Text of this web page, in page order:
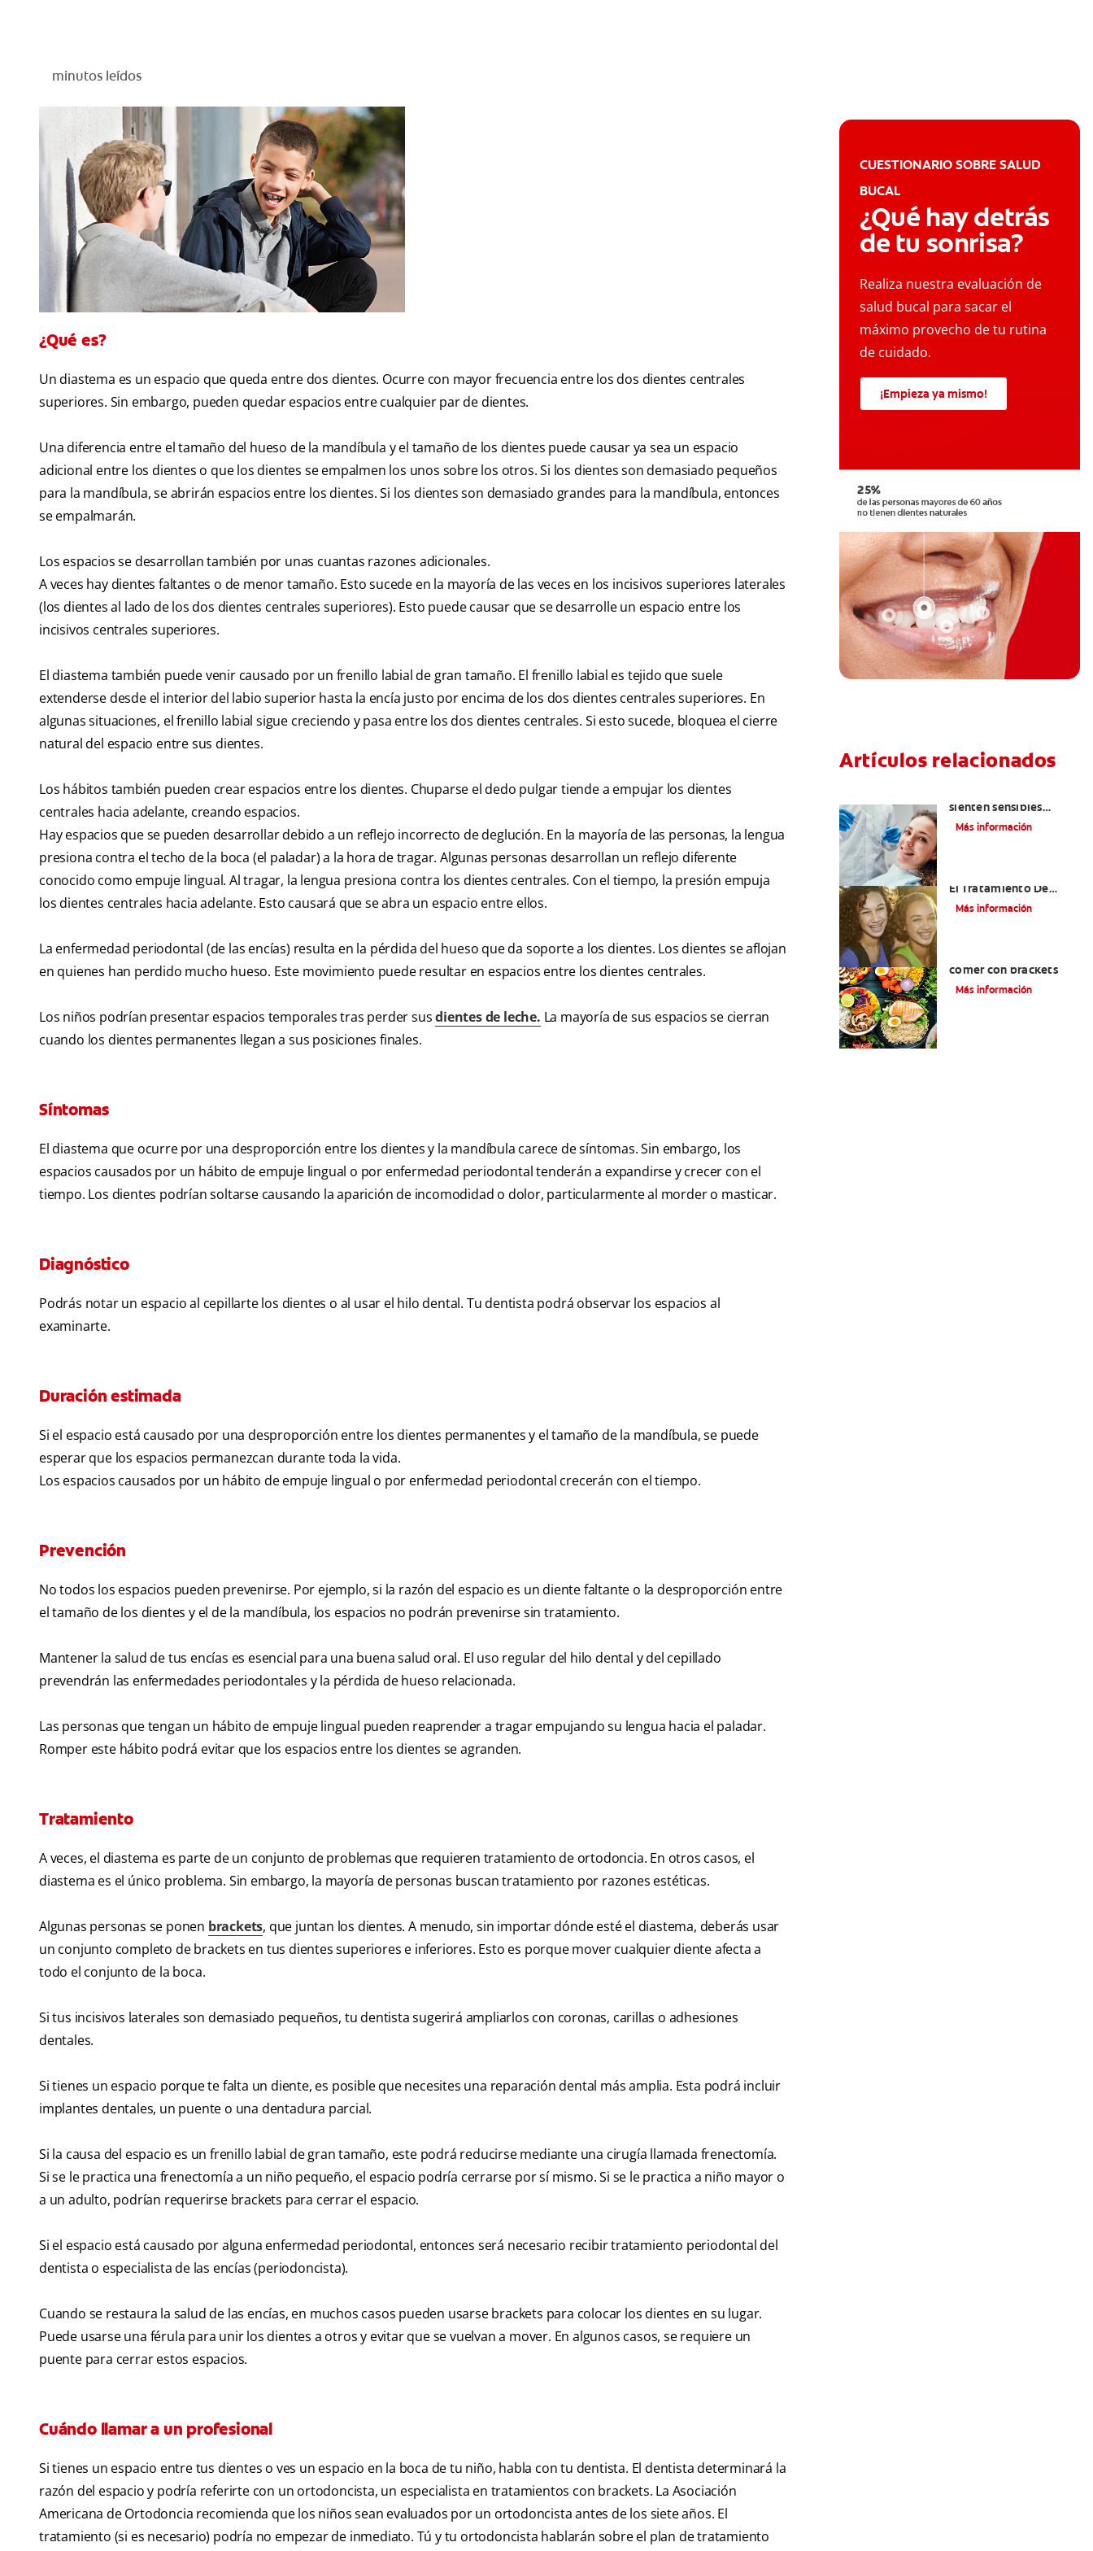
minutos leídos
¿Qué es?
Un diastema es un espacio que queda entre dos dientes. Ocurre con mayor frecuencia entre los dos dientes centrales
superiores. Sin embargo, pueden quedar espacios entre cualquier par de dientes.
Una diferencia entre el tamaño del hueso de la mandíbula y el tamaño de los dientes puede causar ya sea un espacio
adicional entre los dientes o que los dientes se empalmen los unos sobre los otros. Si los dientes son demasiado pequeños
para la mandíbula, se abrirán espacios entre los dientes. Si los dientes son demasiado grandes para la mandíbula, entonces
se empalmarán.
Los espacios se desarrollan también por unas cuantas razones adicionales.
A veces hay dientes faltantes o de menor tamaño. Esto sucede en la mayoría de las veces en los incisivos superiores laterales
(los dientes al lado de los dos dientes centrales superiores). Esto puede causar que se desarrolle un espacio entre los
incisivos centrales superiores.
El diastema también puede venir causado por un frenillo labial de gran tamaño. El frenillo labial es tejido que suele
extenderse desde el interior del labio superior hasta la encía justo por encima de los dos dientes centrales superiores. En
algunas situaciones, el frenillo labial sigue creciendo y pasa entre los dos dientes centrales. Si esto sucede, bloquea el cierre
natural del espacio entre sus dientes.
Los hábitos también pueden crear espacios entre los dientes. Chuparse el dedo pulgar tiende a empujar los dientes
centrales hacia adelante, creando espacios.
Hay espacios que se pueden desarrollar debido a un reflejo incorrecto de deglución. En la mayoría de las personas, la lengua
presiona contra el techo de la boca (el paladar) a la hora de tragar. Algunas personas desarrollan un reflejo diferente
conocido como empuje lingual. Al tragar, la lengua presiona contra los dientes centrales. Con el tiempo, la presión empuja
los dientes centrales hacia adelante. Esto causará que se abra un espacio entre ellos.
La enfermedad periodontal (de las encías) resulta en la pérdida del hueso que da soporte a los dientes. Los dientes se aflojan
en quienes han perdido mucho hueso. Este movimiento puede resultar en espacios entre los dientes centrales.
Los niños podrían presentar espacios temporales tras perder susdientes de leche. La mayoría de sus espacios se cierran
cuando los dientes permanentes llegan a sus posiciones finales.
Síntomas
El diastema que ocurre por una desproporción entre los dientes y la mandíbula carece de síntomas. Sin embargo, los
espacios causados por un hábito de empuje lingual o por enfermedad periodontal tenderán a expandirse y crecer con el
tiempo. Los dientes podrían soltarse causando la aparición de incomodidad o dolor, particularmente al morder o masticar.
Diagnóstico
Podrás notar un espacio al cepillarte los dientes o al usar el hilo dental. Tu dentista podrá observar los espacios al
examinarte.
Duración estimada
Si el espacio está causado por una desproporción entre los dientes permanentes y el tamaño de la mandíbula, se puede
esperar que los espacios permanezcan durante toda la vida.
Los espacios causados por un hábito de empuje lingual o por enfermedad periodontal crecerán con el tiempo.
Prevención
No todos los espacios pueden prevenirse. Por ejemplo, si la razón del espacio es un diente faltante o la desproporción entre
el tamaño de los dientes y el de la mandíbula, los espacios no podrán prevenirse sin tratamiento.
Mantener la salud de tus encías es esencial para una buena salud oral. El uso regular del hilo dental y del cepillado
prevendrán las enfermedades periodontales y la pérdida de hueso relacionada.
Las personas que tengan un hábito de empuje lingual pueden reaprender a tragar empujando su lengua hacia el paladar.
Romper este hábito podrá evitar que los espacios entre los dientes se agranden.
Tratamiento
A veces, el diastema es parte de un conjunto de problemas que requieren tratamiento de ortodoncia. En otros casos, el
diastema es el único problema. Sin embargo, la mayoría de personas buscan tratamiento por razones estéticas.
Algunas personas se ponen brackets, que juntan los dientes. A menudo, sin importar dónde esté el diastema, deberás usar
un conjunto completo de brackets en tus dientes superiores e inferiores. Esto es porque mover cualquier diente afecta a
todo el conjunto de la boca.
Si tus incisivos laterales son demasiado pequeños, tu dentista sugerirá ampliarlos con coronas, carillas o adhesiones
dentales.
Si tienes un espacio porque te falta un diente, es posible que necesites una reparación dental más amplia. Esta podrá incluir
implantes dentales, un puente o una dentadura parcial.
Si la causa del espacio es un frenillo labial de gran tamaño, este podrá reducirse mediante una cirugía llamada frenectomía.
Si se le practica una frenectomía a un niño pequeño, el espacio podría cerrarse por sí mismo. Si se le practica a niño mayor o
a un adulto, podrían requerirse brackets para cerrar el espacio.
Si el espacio está causado por alguna enfermedad periodontal, entonces será necesario recibir tratamiento periodontal del
dentista o especialista de las encías (periodoncista).
Cuando se restaura la salud de las encías, en muchos casos pueden usarse brackets para colocar los dientes en su lugar.
Puede usarse una férula para unir los dientes a otros y evitar que se vuelvan a mover. En algunos casos, se requiere un
puente para cerrar estos espacios.
Cuándo llamar a un profesional
Si tienes un espacio entre tus dientes o ves un espacio en la boca de tu niño, habla con tu dentista. El dentista determinará la
razón del espacio y podría referirte con un ortodoncista, un especialista en tratamientos con brackets. La Asociación
Americana de Ortodoncia recomienda que los niños sean evaluados por un ortodoncista antes de los siete años. El
tratamiento (si es necesario) podría no empezar de inmediato. Tú y tu ortodoncista hablarán sobre el plan de tratamiento
CUESTIONARIO SOBRE SALUD
BUCAL
¿Qué hay detrás
de tu sonrisa?
Realiza nuestra evaluación de
salud bucal para sacar el
máximo provecho de tu rutina
de cuidado.
¡Empieza ya mismo!
Artículos relacionados
sienten sensibles
después de una
Más información
El Tratamiento De
Ortodoncia
Más información
comer con brackets
Más información